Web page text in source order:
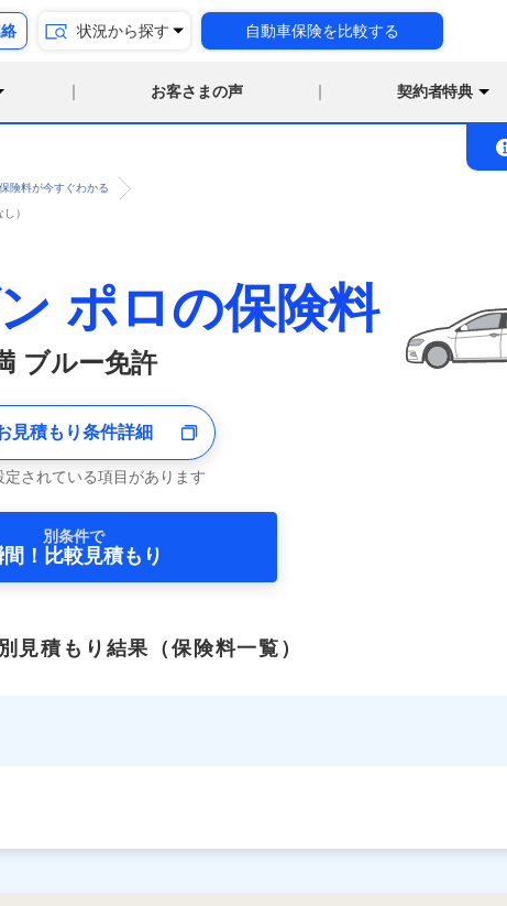
状況から探す 自動車保険を比較する
お客さまの声 契約者特典
険料が今すぐわかる
）
ポロの保険料
ブルー免許
見積もり条件詳細
定されている項目があります
別条件で
間！比較見積もり
見積もり結果 （保険料一覧）